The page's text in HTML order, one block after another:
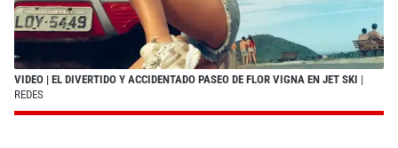
VIDEO | EL DIVERTIDO Y ACCIDENTADO PASEO DE FLOR VIGNA EN JET SKI |
REDES